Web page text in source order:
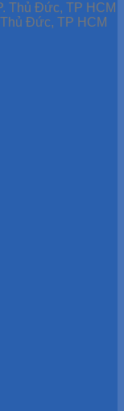
Thủ Đức, TP HCM
Đức, TP HCM